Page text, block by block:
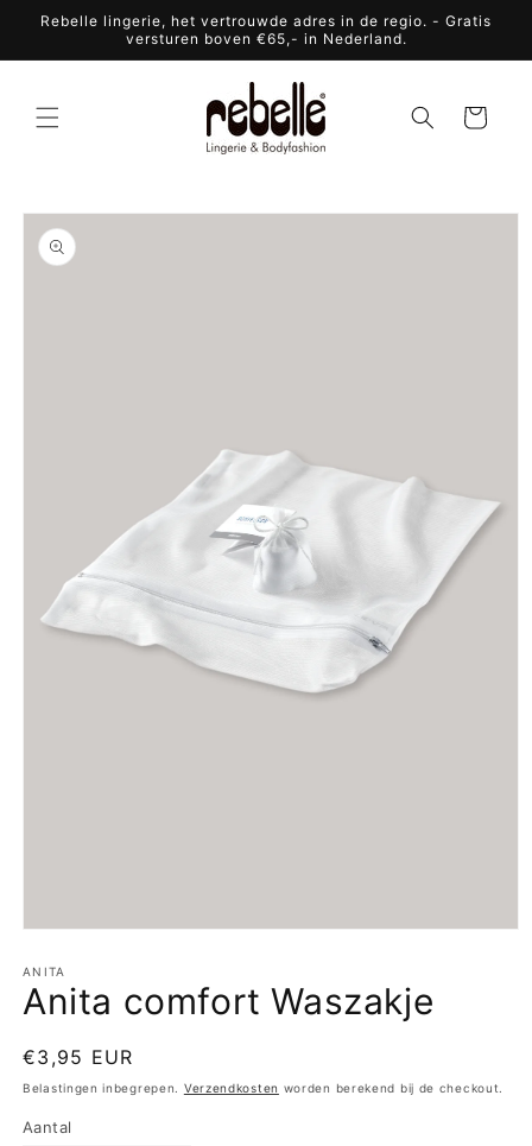
naar de
Rebelle lingerie, het vertrouwde adres in de regio. - Gratis
versturen boven €65,- in Nederland.
Winkelwagen
openen
in
modaal
ANITA
Anita comfort Waszakje
Normale
prijs
€3,95 EUR
Belastingen inbegrepen. Verzendkosten worden berekend bij de checkout.
Aantal